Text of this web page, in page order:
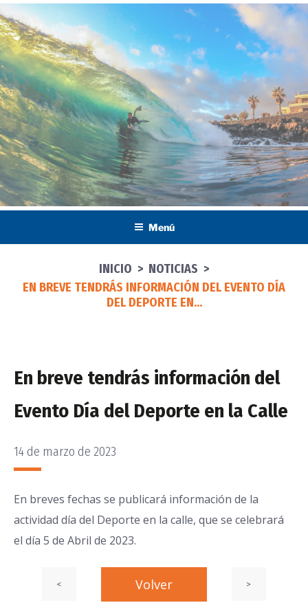
Saltar
al
contenido
Menú
INICIO > NOTICIAS >
EN BREVE TENDRÁS INFORMACIÓN DEL EVENTO DÍA
DEL DEPORTE EN...
En breve tendrás información del
Evento Día del Deporte en la Calle
PUBLICADO
EL
14 de marzo de 2023
En breves fechas se publicará información de la
actividad día del Deporte en la calle, que se celebrará
el día 5 de Abril de 2023.
Navegación
Entrada
< Volver Navegación
Siguiente
>